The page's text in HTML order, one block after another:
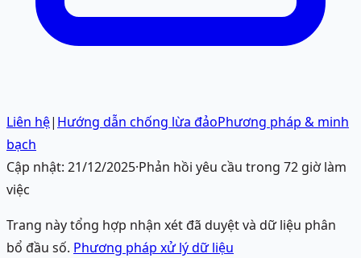
Liên hệ| Hướng dẫn chống lừa đảoPhương pháp & minh
bạch
Cập nhật: 21/12/2025·Phản hồi yêu cầu trong 72 giờ làm
việc
Trang này tổng hợp nhận xét đã duyệt và dữ liệu phân
bổ đầu số. Phương pháp xử lý dữ liệu